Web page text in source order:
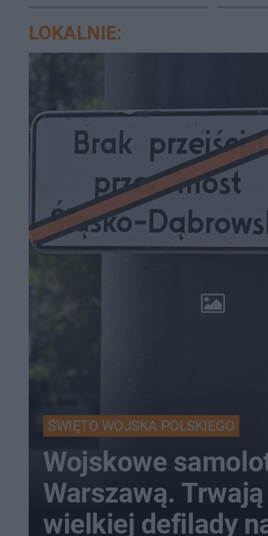
LOKALNIE:
ŚWIĘTO WOJSKA POLSKIEGO
Wojskowe
Warszawą.
wielkiej defilady